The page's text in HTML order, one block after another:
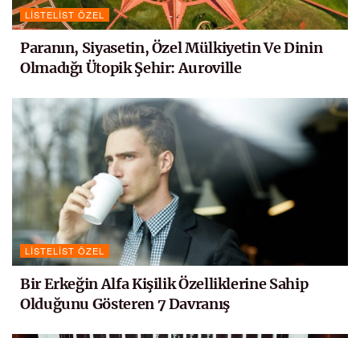
LISTELIST ÖZEL
Paranın, Siyasetin, Özel Mülkiyetin Ve Dinin
Olmadığı Ütopik Şehir: Auroville
LISTELIST ÖZEL
Bir Erkeğin Alfa Kişilik Özelliklerine Sahip
Olduğunu Gösteren 7 Davranış